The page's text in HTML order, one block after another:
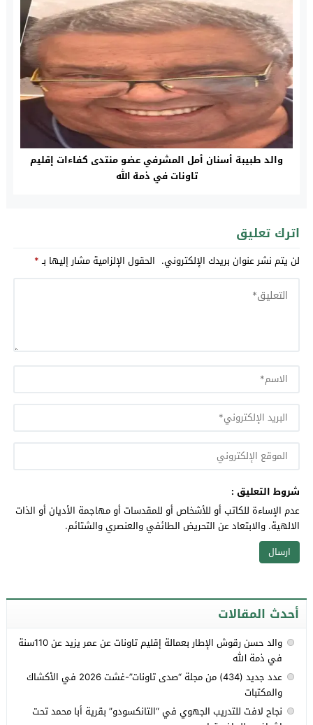
والد طبيبة أسنان أمل المشرفي عضو منتدى كفاءات إقليم
تاونات في ذمة الله
اترك تعليق
لن يتم نشر عنوان بريدك الإلكتروني. الحقول الإلزامية مشار إليها بـ*
شروط التعليق :
عدم الإساءة للكاتب أو للأشخاص أو للمقدسات أو مهاجمة الأديان أو الذات
الالهية. والابتعاد عن التحريض الطائفي والعنصري والشتائم.
أحدث المقالات
والد حسن رقوش الإطار بعمالة إقليم تاونات عن عمر يزيد عن 110سنة
في ذمة الله
عدد جديد (434) من مجلة “صدى تاونات”-غشت 2026 في الأكشاك
والمكتبات
نجاح لافت للتدريب الجهوي في “التانكسودو” بقرية أبا محمد تحت